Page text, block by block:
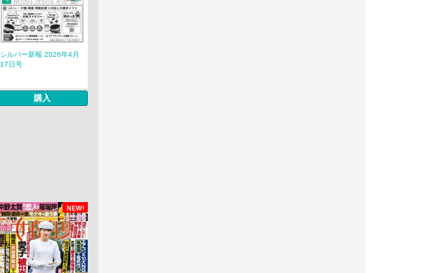
シルバー新報 2026年4月
17日号
購入
NEW!